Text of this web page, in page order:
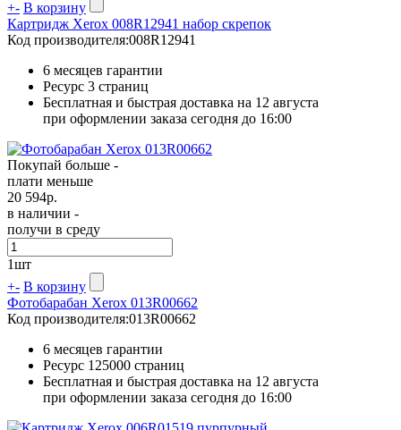
+- В корзину
Картридж Xerox 008R12941 набор скрепок
Код производителя:008R12941
6 месяцев гарантии
Ресурс 3 страниц
Бесплатная и быстрая доставка на 12 августа
при оформлении заказа сегодня до 16:00
Покупай больше -
плати меньше
20 594р.
в наличии -
получи в среду
1шт
+- В корзину
Фотобарабан Xerox 013R00662
Код производителя:013R00662
6 месяцев гарантии
Ресурс 125000 страниц
Бесплатная и быстрая доставка на 12 августа
при оформлении заказа сегодня до 16:00